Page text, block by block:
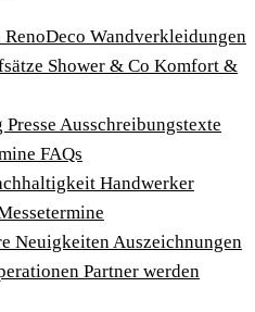
RenoDeco Wandverkleidungen
Shower & Co Komfort &
Presse Ausschreibungstexte
FAQs
Handwerker
Neuigkeiten Auszeichnungen
Partner werden